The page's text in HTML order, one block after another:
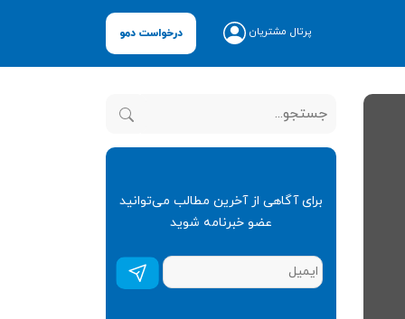
پرتال مشتریان درخواست دمو
برای آگاهی از آخرین مطالب می‌توانید
عضو خبرنامه شوید
عضویت
در